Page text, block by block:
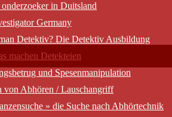
in Duitsland
Germany
Detektiv? Die Detektiv Ausbildung
machen Detekteien
und Spesenmanipulation
von Abhören / Lauschangriff
» die Suche nach Abhörtechnik